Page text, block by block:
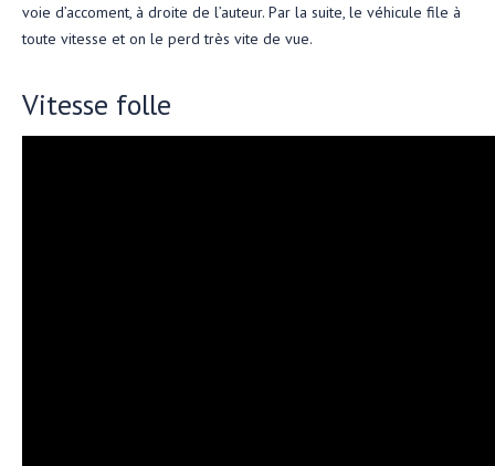
voie d’accoment, à droite de l’auteur. Par la suite, le véhicule file à
toute vitesse et on le perd très vite de vue.
Vitesse folle